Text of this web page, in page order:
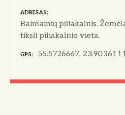
ADRESAS
Baimainių piliakalnis.
tiksli piliakalnio vieta.
GPS 55.5726667,